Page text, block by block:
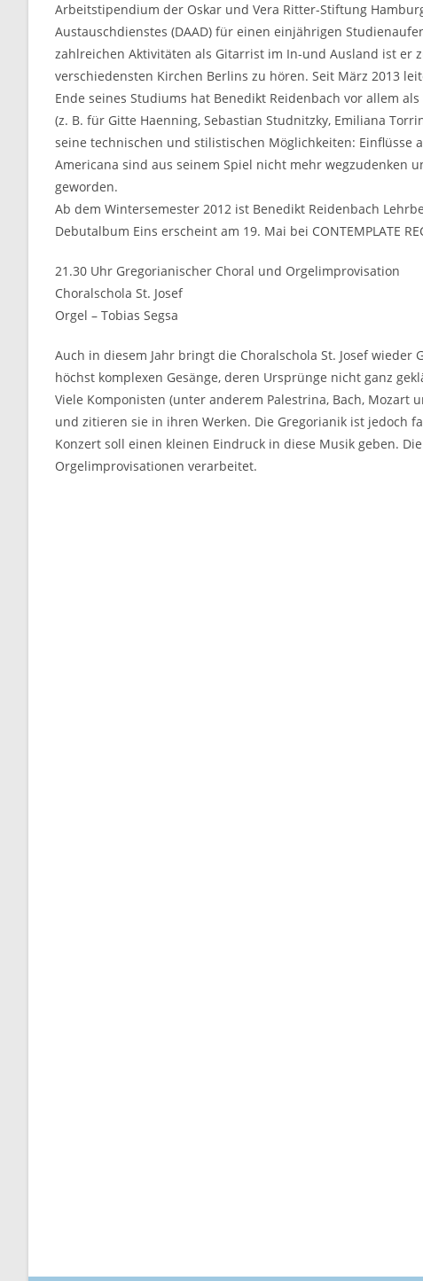
Arbeitstipendium der Oskar und Vera Ritter-Stiftung
Austauschdienstes (DAAD) für einen einjährigen
zahlreichen Aktivitäten als Gitarrist im In-und Ausland ist er
verschiedensten Kirchen Berlins zu hören. Seit März 2013
Ende seines Studiums hat Benedikt Reidenbach vor allem
(z. B. für Gitte Haenning, Sebastian Studnitzky, Emiliana
seine technischen und stilistischen Möglichkeiten: Einflüsse
Americana sind aus seinem Spiel nicht mehr wegzudenken
geworden.
Ab dem Wintersemester 2012 ist Benedikt Reidenbach
Debutalbum Eins erscheint am 19. Mai bei CONTEMPLATE
21.30 Uhr Gregorianischer Choral und Orgelimprovisation
Choralschola St. Josef
Orgel – Tobias Segsa
Auch in diesem Jahr bringt die Choralschola St. Josef
höchst komplexen Gesänge, deren Ursprünge nicht ganz
Viele Komponisten (unter anderem Palestrina, Bach,
und zitieren sie in ihren Werken. Die Gregorianik ist jedoch
Konzert soll einen kleinen Eindruck in diese Musik geben.
Orgelimprovisationen verarbeitet.